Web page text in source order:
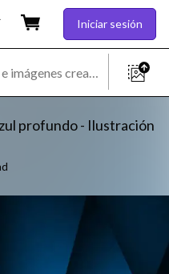
Iniciar sesión
profundo - Ilustración